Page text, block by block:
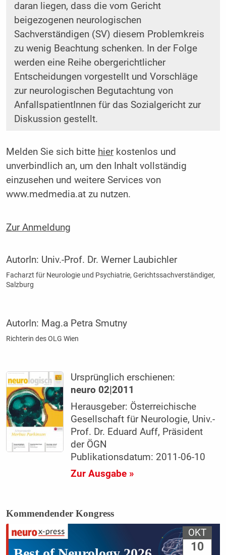
daran liegen, dass die vom Gericht
beigezogenen neurologischen
Sachverständigen (SV) diesem Problemkreis
zu wenig Beachtung schenken. In der Folge
werden eine Reihe obergerichtlicher
Entscheidungen vorgestellt und Vorschläge
zur neurologischen Begutachtung von
AnfallspatientInnen für das Sozialgericht zur
Diskussion gestellt.
Melden Sie sich bitte hierkostenlos und
unverbindlich an, um den Inhalt vollständig
einzusehen und weitere Services von
www.medmedia.at zu nutzen.
Zur Anmeldung
AutorIn: Univ.-Prof. Dr. Werner Laubichler
Facharzt für Neurologie und Psychiatrie, Gerichtssachverständiger,
Salzburg
AutorIn: Mag.a Petra Smutny
Richterin des OLG Wien
Ursprünglich erschienen:
neuro 02|2011
Herausgeber: Österreichische
Gesellschaft für Neurologie, Univ.-
Prof. Dr. Eduard Auff, Präsident
der ÖGN
Publikationsdatum: 2011-06-10
Zur Ausgabe »
Kommendender Kongress
OKT
10